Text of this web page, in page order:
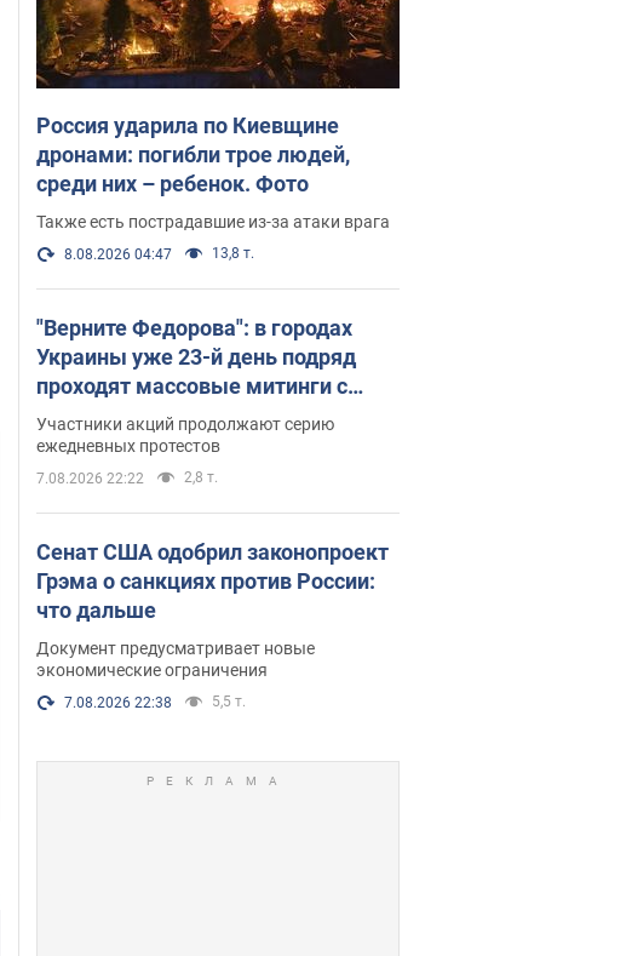
Россия ударила по Киевщине
дронами: погибли трое людей,
среди них – ребенок. Фото
Также есть пострадавшие из-за атаки врага
8.08.2026 04:47 13,8 т.
"Верните Федорова": в городах
Украины уже 23-й день подряд
проходят массовые митинги с
плакатами. Фото и видео
Участники акций продолжают серию
ежедневных протестов
7.08.2026 22:22 2,8 т.
Сенат США одобрил законопроект
Грэма о санкциях против России:
что дальше
Документ предусматривает новые
экономические ограничения
7.08.2026 22:38 5,5 т.